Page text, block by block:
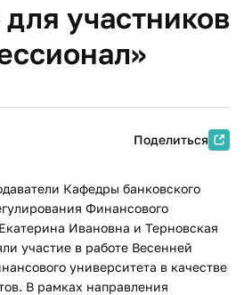
участников
Поделиться
Кафедры банковского
Финансового
Ивановна и Терновская
участие в работе Весенней
университета в качестве
В рамках направления